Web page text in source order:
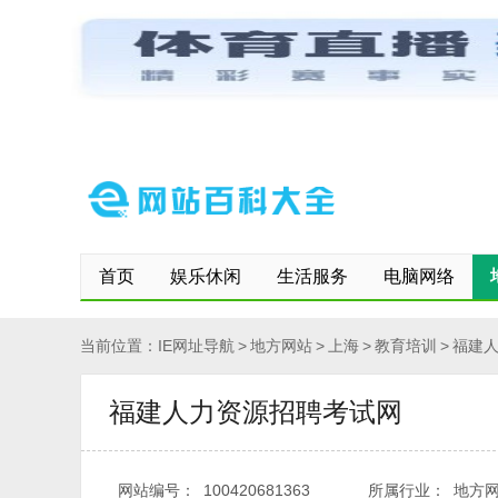
网站首页 保存到桌面 快速登记网站 修改/删除信息
首页 娱乐休闲 生活服务 电脑网络
当前位置： IE网址导航 >地方网站> 上海>教育培训 >福建
福建人力资源招聘考试网
网站编号： 100420681363 所属行业： 地方